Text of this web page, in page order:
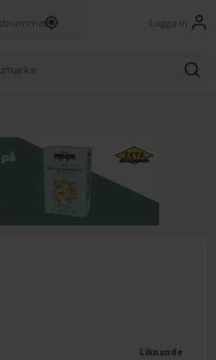
Logga in
Liknande